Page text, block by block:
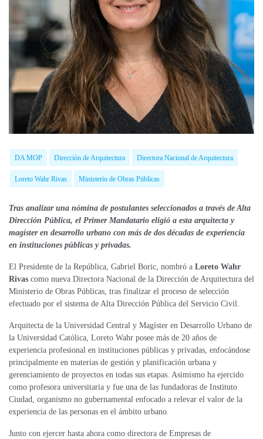
DA MOP Dirección de Arquitectura Directora Nacional de Arquitectura
Loreto Wahr Rivas Ministerio de Obras Püblicas
Tras analizar una nómina de postulantes seleccionados a través de Alta
Dirección Pública, el Primer Mandatario eligió a esta arquitecta y
magíster en desarrollo urbano con más de dos décadas de experiencia
en instituciones públicas y privadas.
El Presidente de la República, Gabriel Boric, nombró a Loreto Wahr
Rivas como nueva Directora Nacional de la Dirección de Arquitectura del
Ministerio de Obras Públicas, tras finalizar el proceso de selección
efectuado por el sistema de Alta Dirección Pública del Servicio Civil.
Arquitecta de la Universidad Central y Magíster en Desarrollo Urbano de
la Universidad Católica, Loreto Wahr posee más de 20 años de
experiencia profesional en instituciones públicas y privadas, enfocándose
principalmente en materias de gestión y planificación urbana y
gerenciamiento de proyectos en todas sus etapas. Asimismo ha ejercido
como profesora universitaria y fue una de las fundadoras de Instituto
Ciudad, organismo no gubernamental enfocado a relevar el valor de la
experiencia de las personas en el ámbito urbano.
Junto con ejercer hasta ahora como directora de Empresas de